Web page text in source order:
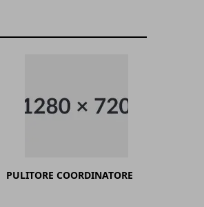
PULITORE COORDINATORE